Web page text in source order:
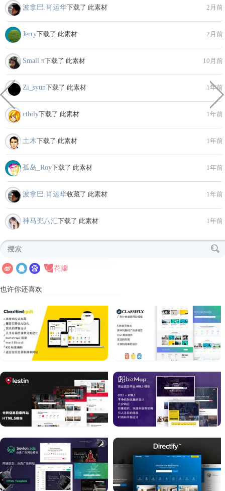
波拿巴.肖运华下载了 此素材 2月前
Jerry下载了 此素材 2月前
Small π下载了 此素材 10月前
Zi_syun下载了 此素材 1年前
cthily下载了 此素材 1年前
土木下载了 此素材 1年前
孤岛_Roy下载了 此素材 1年前
波拿巴.肖运华收藏了 此素材 1年前
神马兜八汇下载了 此素材 1年前
也许你还喜欢